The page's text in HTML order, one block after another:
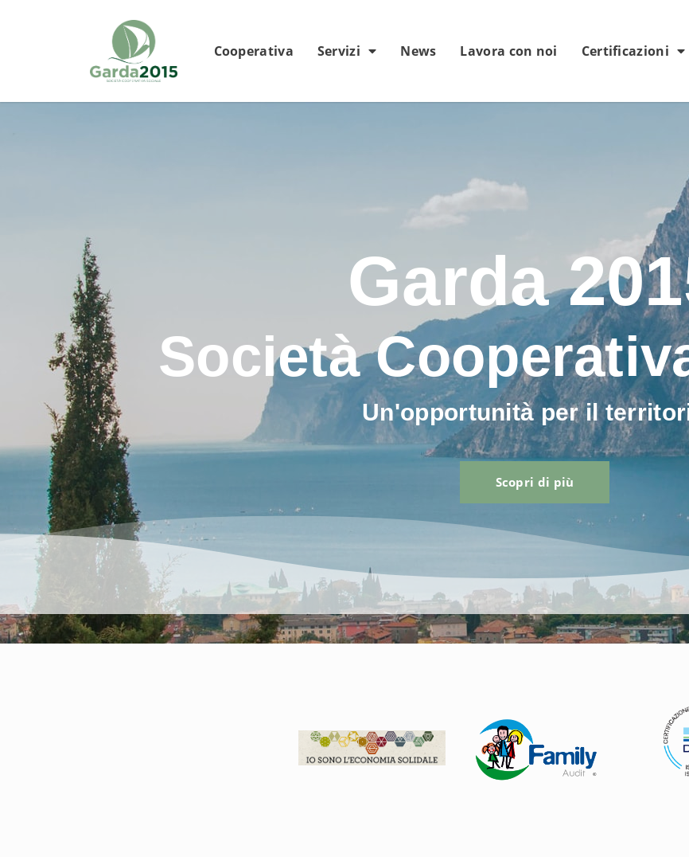
Cooperativa Servizi News Lavora con noi Certificazioni
Garda
Società
Un'opportunità per il
Scopri di più